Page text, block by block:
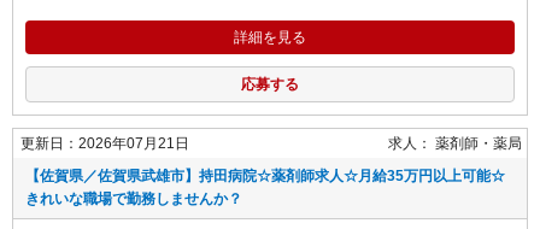
詳細を見る
応募する
更新日：2026年07月21日 求人： 薬剤師
薬局
【佐賀県／佐賀県武雄市】持田病院☆薬剤師求人☆月給35万円以上可能☆
きれいな職場で勤務しませんか？